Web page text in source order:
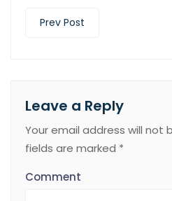
Prev Post
Leave a Reply
Your email address will not
fields are marked *
Comment